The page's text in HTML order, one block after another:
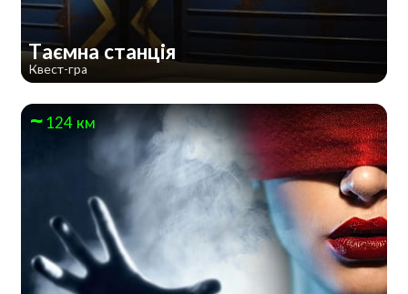
Таємна станція
Квест-гра
124 км